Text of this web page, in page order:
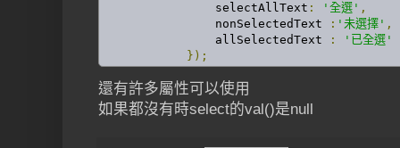
                selectAllText
: '全選' ,
                nonSelectedText
: '未選擇' ,
                allSelectedText
:
'已全選'
});
還有許多屬性可以使用
如果都沒有時select的val()是null